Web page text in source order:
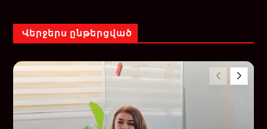
Վերջերս ընթերցված